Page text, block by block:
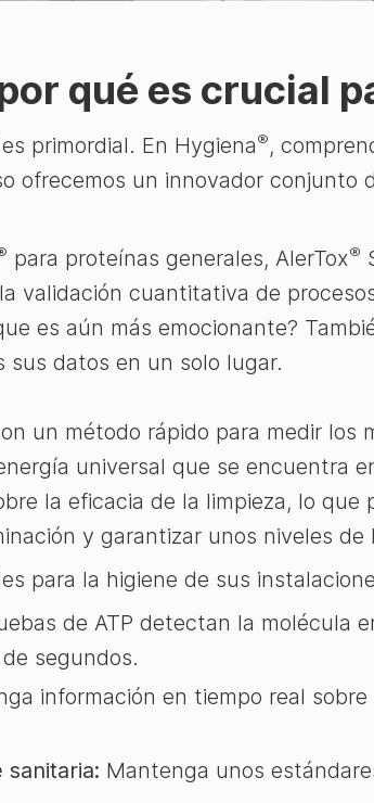
qué es crucial
primordial. En Hygiena®,
ofrecemos un innovador conjunto
para proteínas generales, AlerTox®
validación cuantitativa de
es aún más emocionante?
sus datos en un solo lugar.
un método rápido para medir los
universal que se encuentra
la eficacia de la limpieza, lo
y garantizar unos niveles de
para la higiene de sus
de ATP detectan la molécula
segundos.
información en tiempo real
sanitaria: Mantenga unos